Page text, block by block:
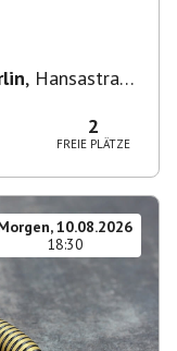
, Hansastraße
2
FREIE PLÄTZE
10.08.2026
18:30